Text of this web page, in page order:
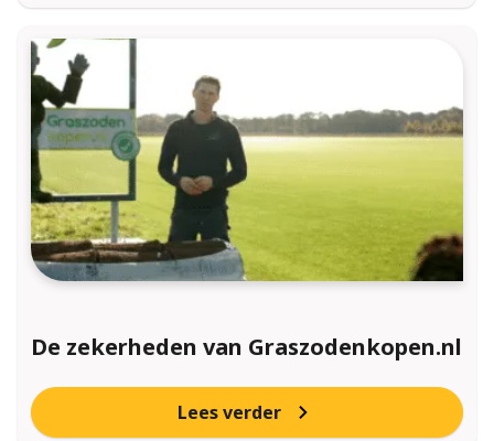
De zekerheden van Graszodenkopen.nl
Lees verder